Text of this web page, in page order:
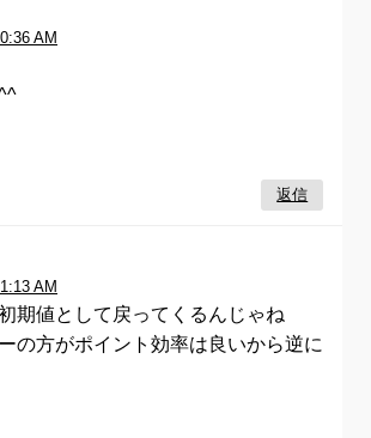
AM
返信
AM
期値として戻ってくるんじゃね
の方がポイント効率は良いから逆に